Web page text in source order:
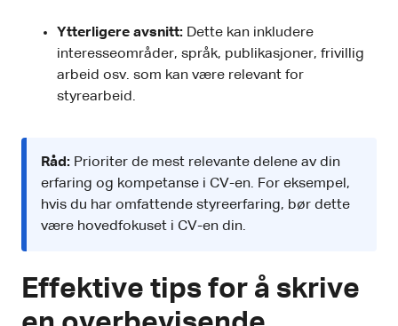
Ytterligere avsnitt: Dette kan inkludere
interesseområder, språk, publikasjoner, frivillig
arbeid osv. som kan være relevant for
styrearbeid.
Råd: Prioriter de mest relevante delene av din
erfaring og kompetanse i CV-en. For eksempel,
hvis du har omfattende styreerfaring, bør dette
være hovedfokuset i CV-en din.
Effektive tips for å skrive